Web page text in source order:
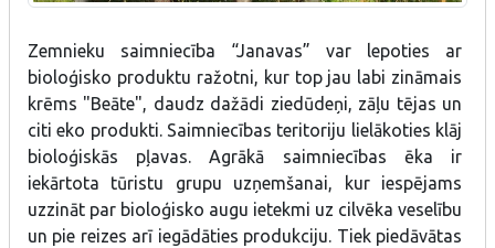
Zemnieku saimniecība “Janavas” var lepoties ar
bioloģisko produktu ražotni, kur top jau labi zināmais
krēms "Beāte", daudz dažādi ziedūdeņi, zāļu tējas un
citi eko produkti. Saimniecības teritoriju lielākoties klāj
bioloģiskās pļavas. Agrākā saimniecības ēka ir
iekārtota tūristu grupu uzņemšanai, kur iespējams
uzzināt par bioloģisko augu ietekmi uz cilvēka veselību
un pie reizes arī iegādāties produkciju. Tiek piedāvātas